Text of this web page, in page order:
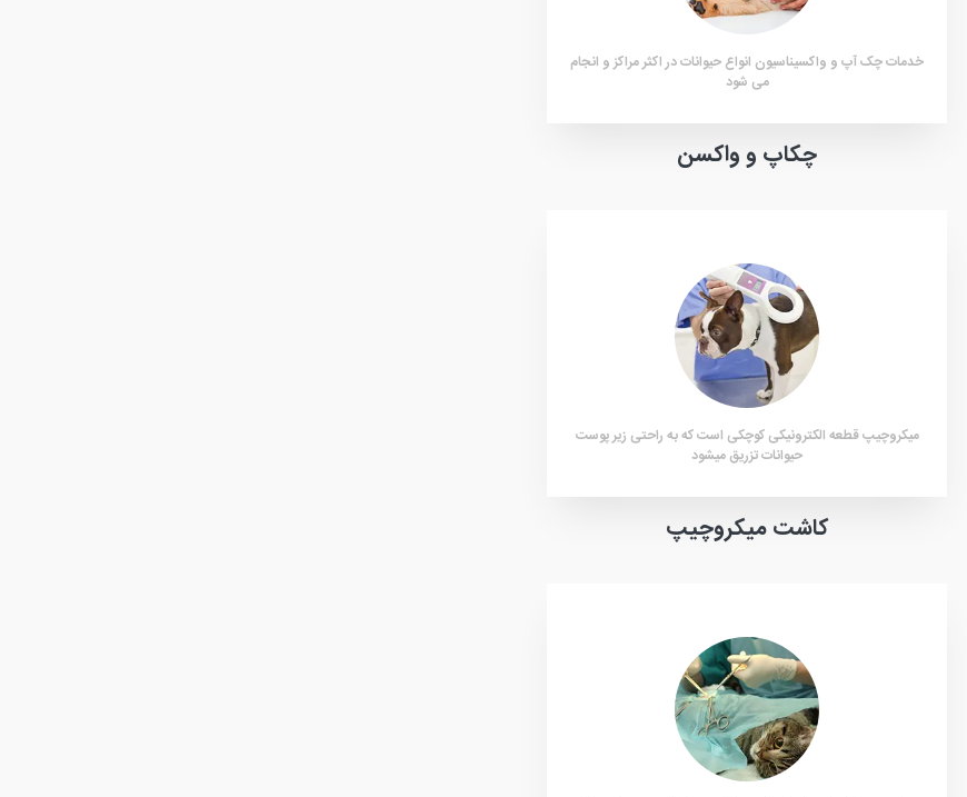
خدمات چک آپ و واکسیناسیون انواع حیوانات در اکثر مراکز و انجام
می شود
چکاپ و واکسن
میکروچیپ قطعه الکترونیکی کوچکی است که به راحتی زیر پوست
حیوانات تزریق میشود
کاشت میکروچیپ